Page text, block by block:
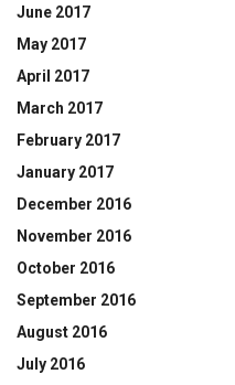
June 2017
May 2017
April 2017
March 2017
February 2017
January 2017
December 2016
November 2016
October 2016
September 2016
August 2016
July 2016